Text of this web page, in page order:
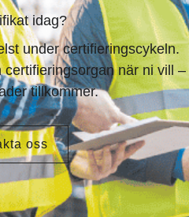
idag?
under certifieringscykeln.
när ni vill
tillkommer.
oss